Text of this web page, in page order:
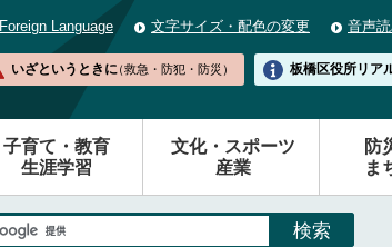
Foreign Language 文字サイズ・配色の変更 音声
いざというときに（救急・防犯・防災） 板橋区役所リア
子育て・教育
生涯学習
文化・スポーツ
産業
防
ま